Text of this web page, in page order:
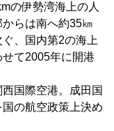
の伊勢湾海上の人
らは南へ約35㎞
、国内第2の海上
て2005年に開港
国際空港。成田国
の航空政策上決め